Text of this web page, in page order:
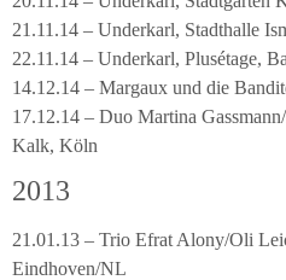
21.11.14 – Underkarl, Stadthalle
22.11.14 – Underkarl, Plusétage,
14.12.14 – Margaux und die
17.12.14 – Duo Martina
Kalk, Köln
2013
21.01.13 – Trio Efrat Alony/Oli
Eindhoven/NL